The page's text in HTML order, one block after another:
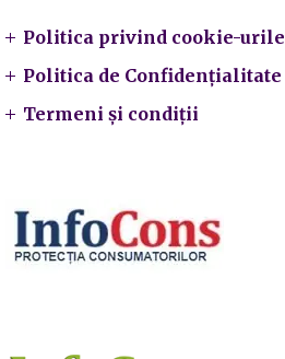
Politica privind cookie-urile
Politica de Confidențialitate
Termeni și condiții